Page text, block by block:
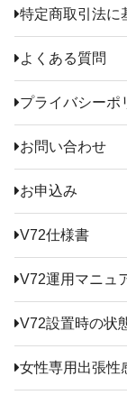
特定商取引法に
よくある質問
プライバシーポ
お問い合わせ
お申込み
V72仕様書
V72運用マニュ
V72設置時の状
女性専用出張性